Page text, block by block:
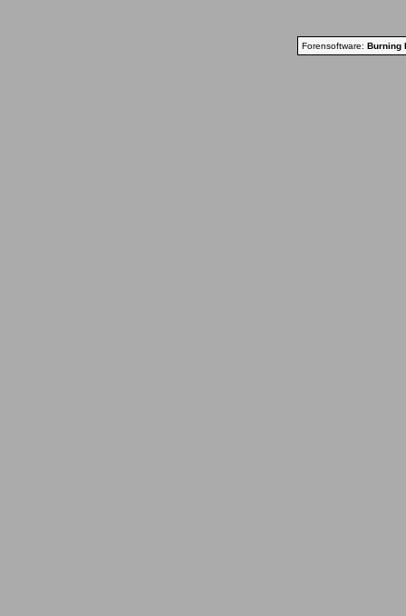
Forensoftware: Burning